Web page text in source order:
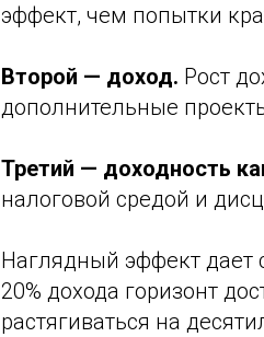
эффект, чем попытки
Второй — доход. Рост
дополнительные
Третий — доходность
налоговой средой и
Наглядный эффект дает
20% дохода горизонт
растягиваться на